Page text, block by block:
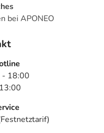
bei APONEO
- 18:00